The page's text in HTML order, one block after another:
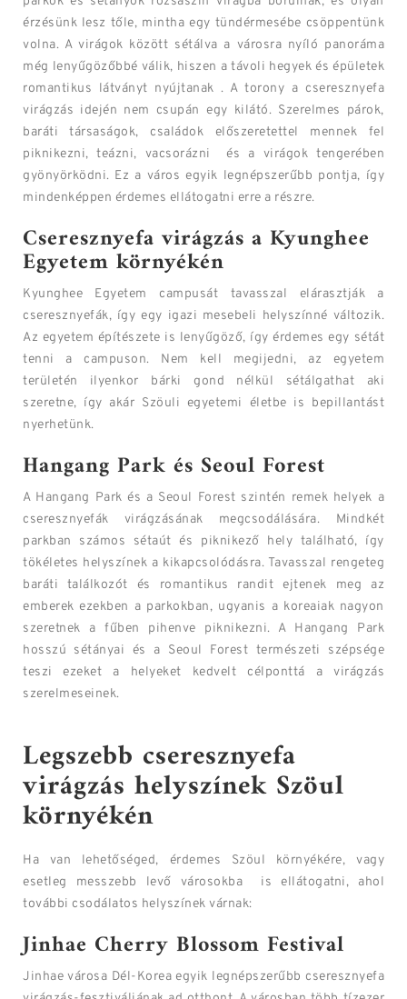
érzésünk lesz tőle, mintha egy tündérmesébe csöppentünk
volna. A virágok között sétálva a városra nyíló panoráma
még lenyűgözőbbé válik, hiszen a távoli hegyek és épületek
romantikus látványt nyújtanak . A torony a cseresznyefa
virágzás idején nem csupán egy kilátó. Szerelmes párok,
baráti társaságok, családok előszeretettel mennek fel
piknikezni, teázni, vacsorázni és a virágok tengerében
gyönyörködni. Ez a város egyik legnépszerűbb pontja, így
mindenképpen érdemes ellátogatni erre a részre.
Cseresznyefa virágzás a Kyunghee
Egyetem környékén
Kyunghee Egyetem campusát tavasszal elárasztják a
cseresznyefák, így egy igazi mesebeli helyszínné változik.
Az egyetem építészete is lenyűgöző, így érdemes egy sétát
tenni a campuson. Nem kell megijedni, az egyetem
területén ilyenkor bárki gond nélkül sétálgathat aki
szeretne, így akár Szöuli egyetemi életbe is bepillantást
nyerhetünk.
Hangang Park és Seoul Forest
A Hangang Park és a Seoul Forest szintén remek helyek a
cseresznyefák virágzásának megcsodálására. Mindkét
parkban számos sétaút és piknikező hely található, így
tökéletes helyszínek a kikapcsolódásra. Tavasszal rengeteg
baráti találkozót és romantikus randit ejtenek meg az
emberek ezekben a parkokban, ugyanis a koreaiak nagyon
szeretnek a fűben pihenve piknikezni. A Hangang Park
hosszú sétányai és a Seoul Forest természeti szépsége
teszi ezeket a helyeket kedvelt célponttá a virágzás
szerelmeseinek.
Legszebb cseresznyefa
virágzás helyszínek Szöul
környékén
Ha van lehetőséged, érdemes Szöul környékére, vagy
esetleg messzebb levő városokba is ellátogatni, ahol
további csodálatos helyszínek várnak:
Jinhae Cherry Blossom Festival
Jinhae városa Dél-Korea egyik legnépszerűbb cseresznyefa